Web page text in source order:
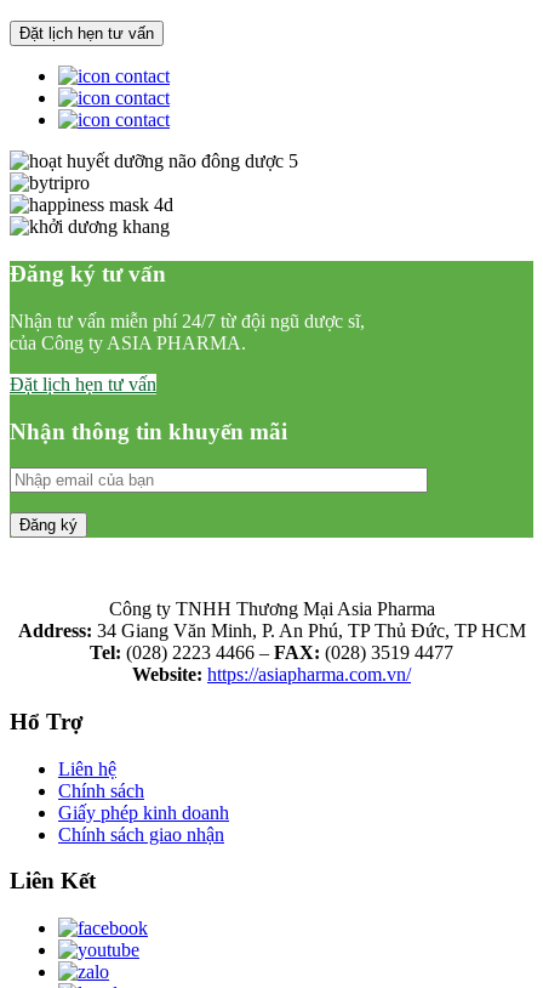
Đăng ký tư vấn
Nhận tư vấn miễn phí 24/7 từ đội ngũ dược sĩ,
của Công ty ASIA PHARMA.
Đặt lịch hẹn tư vấn
Nhận thông tin khuyến mãi
Công ty TNHH Thương Mại Asia Pharma
Address: 34 Giang Văn Minh, P. An Phú, TP Thủ Đức, TP HCM
Tel: (028) 2223 4466 – FAX: (028) 3519 4477
Website: https://asiapharma.com.vn/
Hổ Trợ
Liên hệ
Chính sách
Giấy phép kinh doanh
Chính sách giao nhận
Liên Kết